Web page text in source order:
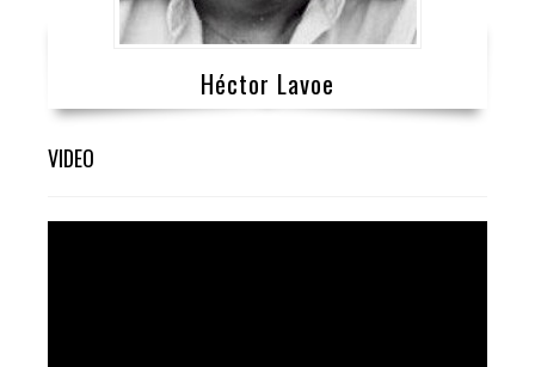
Héctor Lavoe
VIDEO